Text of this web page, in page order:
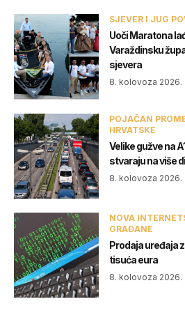
SJEVER I JUG
Uoči Maratona
Varaždinsku
sjevera
8. kolovoza 2026.
POJAČAN
HRVATSKE
Velike gužve na
stvaraju na više
8. kolovoza 2026.
NOVA
GRAĐANE
Prodaja uređaja
tisuća eura
8. kolovoza 2026.